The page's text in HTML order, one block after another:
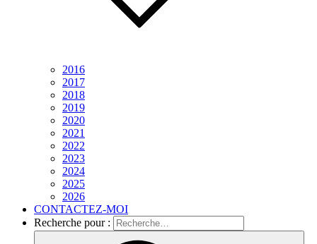
2016
2017
2018
2019
2020
2021
2022
2023
2024
2025
2026
CONTACTEZ-MOI
Recherche pour :